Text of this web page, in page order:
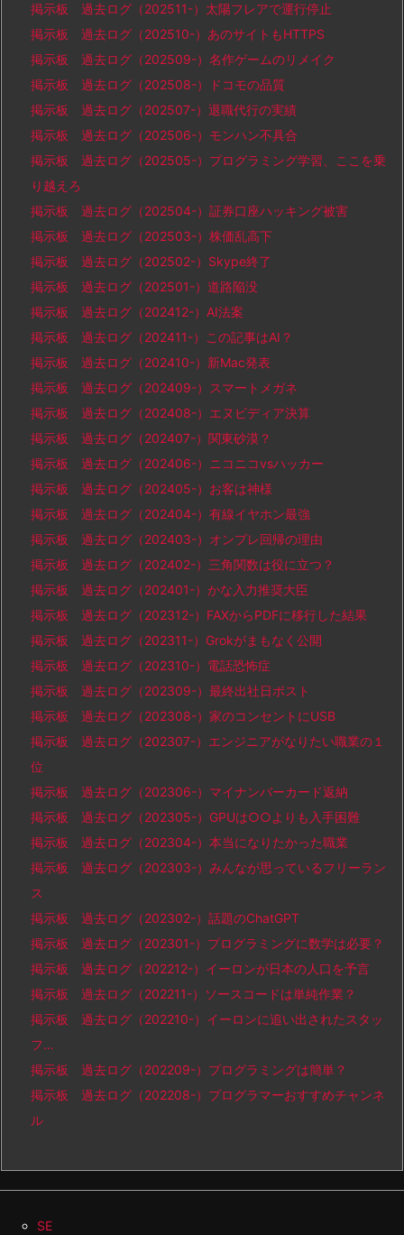
掲示板 過去ログ（202511-）太陽フレアで運行停止
掲示板 過去ログ（202510-）あのサイトもHTTPS
掲示板 過去ログ（202509-）名作ゲームのリメイク
掲示板 過去ログ（202508-）ドコモの品質
掲示板 過去ログ（202507-）退職代行の実績
掲示板 過去ログ（202506-）モンハン不具合
掲示板 過去ログ（202505-）プログラミング学習、ここを乗
り越えろ
掲示板 過去ログ（202504-）証券口座ハッキング被害
掲示板 過去ログ（202503-）株価乱高下
掲示板 過去ログ（202502-）Skype終了
掲示板 過去ログ（202501-）道路陥没
掲示板 過去ログ（202412-）AI法案
掲示板 過去ログ（202411-）この記事はAI？
掲示板 過去ログ（202410-）新Mac発表
掲示板 過去ログ（202409-）スマートメガネ
掲示板 過去ログ（202408-）エヌビディア決算
掲示板 過去ログ（202407-）関東砂漠？
掲示板 過去ログ（202406-）ニコニコvsハッカー
掲示板 過去ログ（202405-）お客は神様
掲示板 過去ログ（202404-）有線イヤホン最強
掲示板 過去ログ（202403-）オンプレ回帰の理由
掲示板 過去ログ（202402-）三角関数は役に立つ？
掲示板 過去ログ（202401-）かな入力推奨大臣
掲示板 過去ログ（202312-）FAXからPDFに移行した結果
掲示板 過去ログ（202311-）Grokがまもなく公開
掲示板 過去ログ（202310-）電話恐怖症
掲示板 過去ログ（202309-）最終出社日ポスト
掲示板 過去ログ（202308-）家のコンセントにUSB
掲示板 過去ログ（202307-）エンジニアがなりたい職業の１
位
掲示板 過去ログ（202306-）マイナンバーカード返納
掲示板 過去ログ（202305-）GPUは○○よりも入手困難
掲示板 過去ログ（202304-）本当になりたかった職業
掲示板 過去ログ（202303-）みんなが思っているフリーラン
ス
掲示板 過去ログ（202302-）話題のChatGPT
掲示板 過去ログ（202301-）プログラミングに数学は必要？
掲示板 過去ログ（202212-）イーロンが日本の人口を予言
掲示板 過去ログ（202211-）ソースコードは単純作業？
掲示板 過去ログ（202210-）イーロンに追い出されたスタッ
フ…
掲示板 過去ログ（202209-）プログラミングは簡単？
掲示板 過去ログ（202208-）プログラマーおすすめチャンネ
ル
SE